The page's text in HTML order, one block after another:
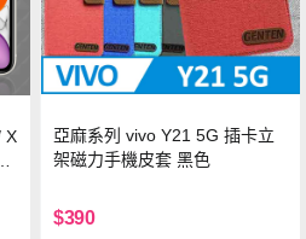
X
亞麻系列 vivo Y21 5G 插卡立
架磁力手機皮套 黑色
$390